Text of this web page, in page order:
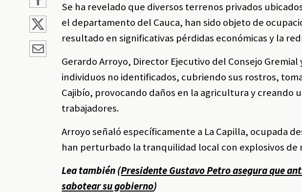
Se ha revelado que diversos terrenos privados
el departamento del Cauca, han sido objeto de
resultado en significativas pérdidas económicas y la
Gerardo Arroyo, Director Ejecutivo del Consejo
individuos no identificados, cubriendo sus rostros,
Cajibío, provocando daños en la agricultura y creando
trabajadores.
Arroyo señaló específicamente a La Capilla, ocupada
han perturbado la tranquilidad local con explosivos de
Lea también (Presidente Gustavo Petro asegura que
sabotear su gobierno)